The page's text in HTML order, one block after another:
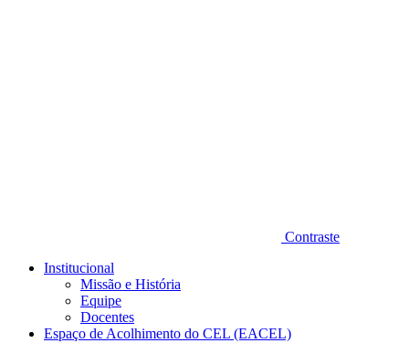
Contraste
Institucional
Missão e História
Equipe
Docentes
Espaço de Acolhimento do CEL (EACEL)